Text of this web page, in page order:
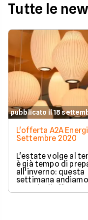
Tutte le
pubblicato il 18
L'offerta A2A
Settembre 2020
L'estate volge al
è già tempo di
all'inverno: questa
settimana
scoprire l'offerta
Energia di